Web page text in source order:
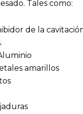
Tales como:
de la
amarillos